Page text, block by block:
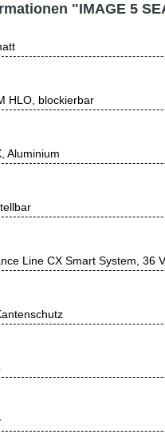
"IMAGE 5
HLO, blockierbar
Aluminium
Line CX Smart System, 36